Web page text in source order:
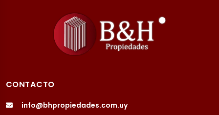
CONTACTO
info@bhpropiedades.com.uy